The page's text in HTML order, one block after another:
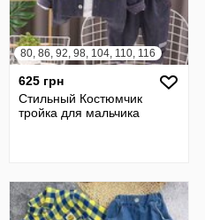
80, 86, 92, 98, 104, 110, 116
625 грн
Стильный Костюмчик
тройка для мальчика